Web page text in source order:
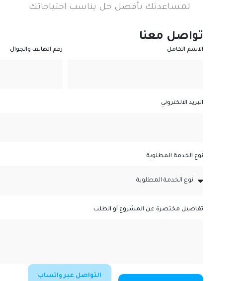
لمساعدتك بأفضل حل يناسب احتياجاتك
تواصل معنا
الاسم الكامل رقم الهاتف والجوال
البريد الالكتروني
نوع الخدمة المطلوبة
تفاصيل مختصرة عن المشروع أو الطلب
التواصل عبر واتساب